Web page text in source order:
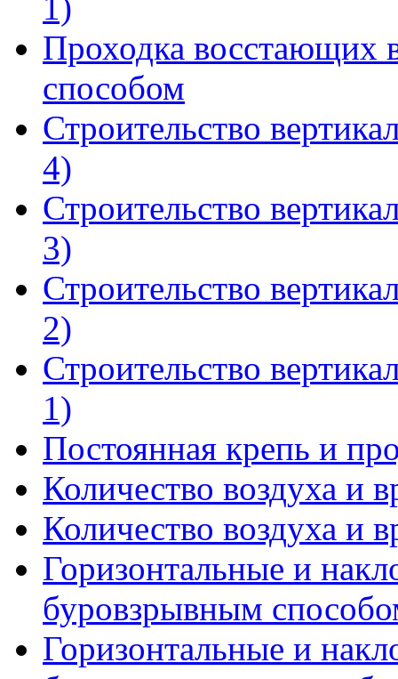
Проходка восстающих
способом
Строительство
4)
Строительство
3)
Строительство
2)
Строительство
1)
Постоянная крепь и
Количество воздуха и
Количество воздуха и
Горизонтальные и
буровзрывным
Горизонтальные и